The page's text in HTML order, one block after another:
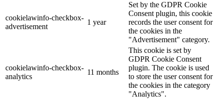
cookielawinfo-checkbox-
advertisement
1 year
Set by the GDPR Cookie
Consent plugin, this cookie
records the user consent for
the cookies in the
"Advertisement" category.
cookielawinfo-checkbox-
analytics
11 months
This cookie is set by
GDPR Cookie Consent
plugin. The cookie is used
to store the user consent for
the cookies in the category
"Analytics".